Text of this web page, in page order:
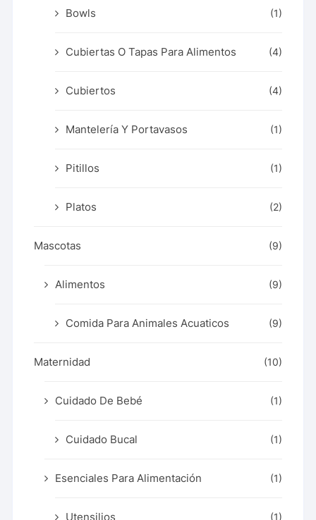
Bowls (1)
Cubiertas O Tapas Para Alimentos (4)
Cubiertos (4)
Mantelería Y Portavasos (1)
Pitillos (1)
Platos (2)
Mascotas (9)
Alimentos (9)
Comida Para Animales Acuaticos (9)
Maternidad (10)
Cuidado De Bebé (1)
Cuidado Bucal (1)
Esenciales Para Alimentación (1)
Utensilios (1)